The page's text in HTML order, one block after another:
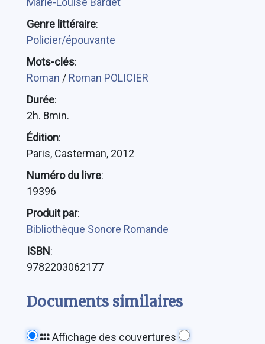
Genre littéraire:
Policier/épouvante
Mots-clés:
Roman / Roman POLICIER
Durée:
2h. 8min.
Édition:
Paris, Casterman, 2012
Numéro du livre:
19396
Produit par:
Bibliothèque Sonore Romande
ISBN:
9782203062177
Documents similaires
Affichage des couvertures